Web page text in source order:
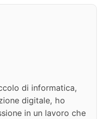
di informatica,
digitale, ho
in un lavoro che